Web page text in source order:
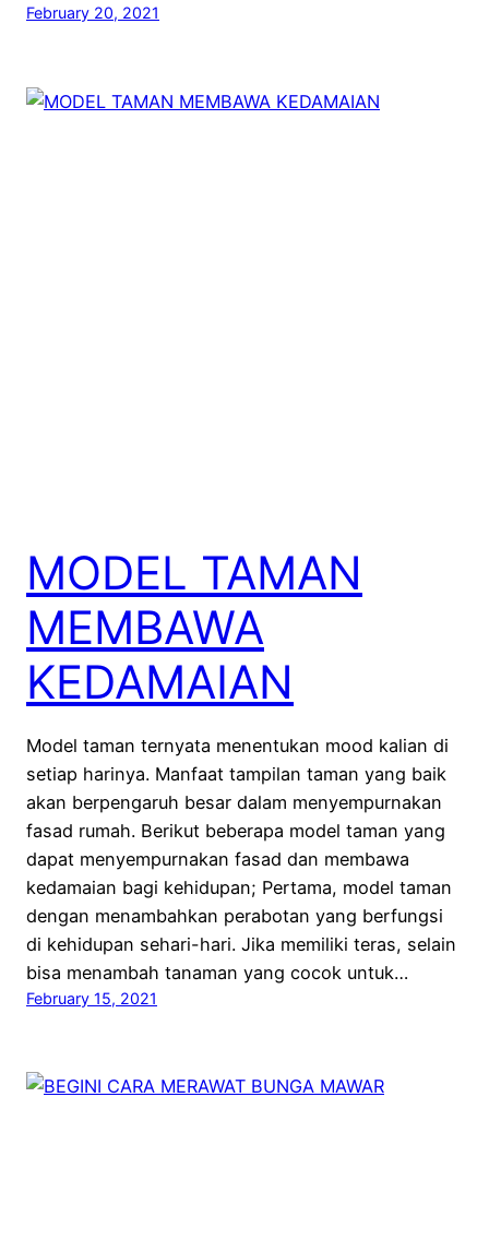
February 20, 2021
MODEL TAMAN
MEMBAWA
KEDAMAIAN
Model taman ternyata menentukan mood kalian di
setiap harinya. Manfaat tampilan taman yang baik
akan berpengaruh besar dalam menyempurnakan
fasad rumah. Berikut beberapa model taman yang
dapat menyempurnakan fasad dan membawa
kedamaian bagi kehidupan; Pertama, model taman
dengan menambahkan perabotan yang berfungsi
di kehidupan sehari-hari. Jika memiliki teras, selain
bisa menambah tanaman yang cocok untuk…
February 15, 2021